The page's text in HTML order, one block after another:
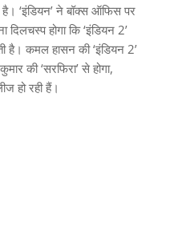
‘इंडियन’ ने बॉक्स ऑफिस पर
होगा कि ‘इंडियन 2’
है। कमल हासन की ‘इंडियन 2’
की ‘सरफिरा’ से होगा,
हो रही हैं।